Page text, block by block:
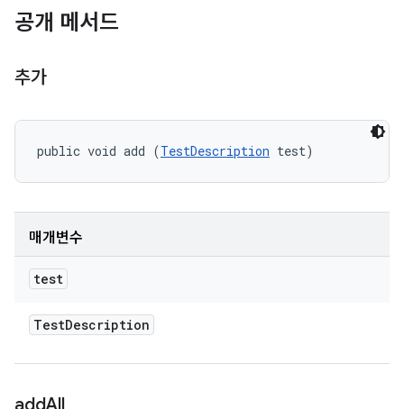
공개 메서드
추가
public void add (TestDescription test)
매개변수
test
TestDescription